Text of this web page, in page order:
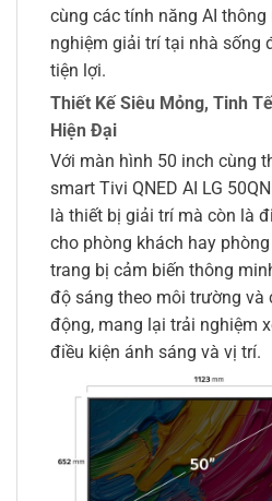
cùng các tính năng AI thông
nghiệm giải trí tại nhà sống
tiện lợi.
Thiết Kế Siêu Mỏng, Tinh
Hiện Đại
Với màn hình 50 inch cùng
smart Tivi QNED AI LG
là thiết bị giải trí mà còn là
cho phòng khách hay
trang bị cảm biến thông
độ sáng theo môi trường và
động, mang lại trải nghiệm
điều kiện ánh sáng và vị trí.